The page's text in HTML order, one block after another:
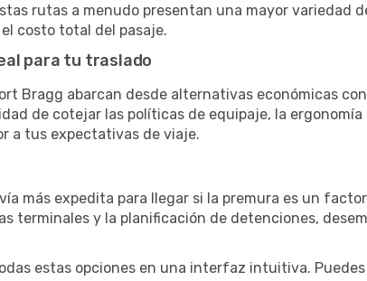
rutas a menudo presentan una mayor variedad
costo total del pasaje.
para tu traslado
Bragg abarcan desde alternativas económicas
de cotejar las políticas de equipaje, la
a tus expectativas de viaje.
más expedita para llegar si la premura es un
terminales y la planificación de detenciones,
estas opciones en una interfaz intuitiva.